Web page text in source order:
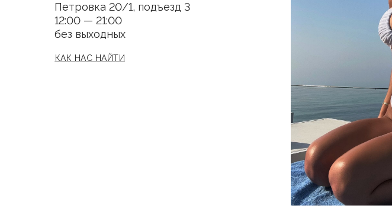
Петровка 20/1, подъезд 3
12:00 — 21:00
без выходных
КАК НАС НАЙТИ